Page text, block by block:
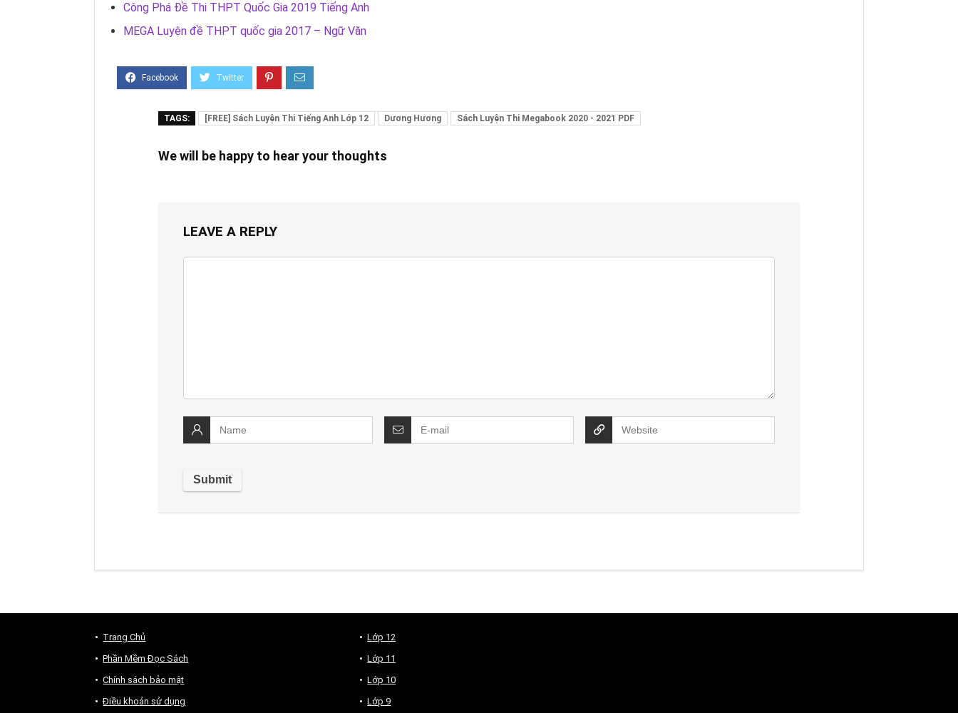
Công Phá Đề Thi THPT Quốc Gia 2019 Tiếng Anh
MEGA Luyện đề THPT quốc gia 2017 – Ngữ Văn
TAGS: [FREE] Sách Luyện Thi Tiếng Anh Lớp 12 Dương Hương Sách Luyện Thi Megabook 2020 - 2021 PDF
We will be happy to hear your thoughts
LEAVE A REPLY
Trang Chủ
Phần Mềm Đọc Sách
Chính sách bảo mật
Điều khoản sử dụng
Lớp 12
Lớp 11
Lớp 10
Lớp 9